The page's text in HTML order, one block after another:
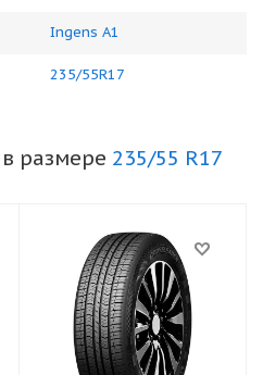
Ingens A1
235/55R17
размере 235/55 R17